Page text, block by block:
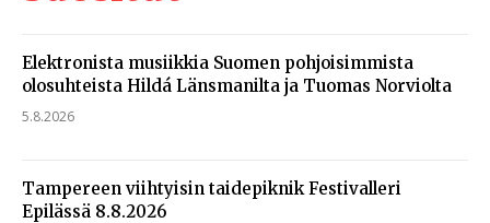
Elektronista musiikkia Suomen pohjoisimmista
olosuhteista Hildá Länsmanilta ja Tuomas Norviolta
5.8.2026
Tampereen viihtyisin taidepiknik Festivalleri
Epilässä 8.8.2026